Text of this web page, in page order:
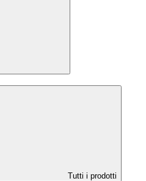
Tutti i prodotti